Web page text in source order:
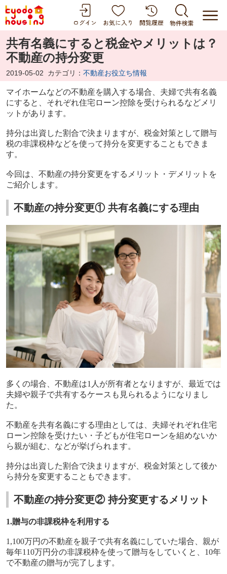
共有名義にすると税金やメリットは？
不動産の持分変更
2019-05-02 カテゴリ： 不動産お役立ち情報
マイホームなどの不動産を購入する場合、夫婦で共有名義
にすると、それぞれ住宅ローン控除を受けられるなどメリ
ットがあります。
持分は出資した割合で決まりますが、税金対策として贈与
税の非課税枠などを使って持分を変更することもできま
す。
今回は、不動産の持分変更をするメリット・デメリットを
ご紹介します。
不動産の持分変更① 共有名義にする理由
多くの場合、不動産は1 人が所有者となりますが、最近では
夫婦や親子で共有するケースも見られるようになりまし
た。
不動産を共有名義にする理由としては、夫婦それぞれ住宅
ローン控除を受けたい・子どもが住宅ローンを組めないか
ら親が組む、などが挙げられます。
持分は出資した割合で決まりますが、税金対策として後か
ら持分を変更することもできます。
不動産の持分変更② 持分変更するメリット
1.贈与の非課税枠を利用する
1,100万円の不動産を親子で共有名義にしていた場合、親が
毎年110万円分の非課税枠を使って贈与をしていくと、 10年
で不動産の贈与が完了します。